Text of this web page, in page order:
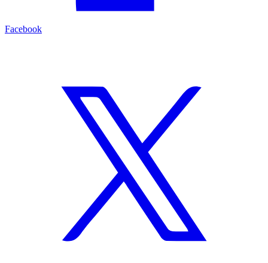
Facebook